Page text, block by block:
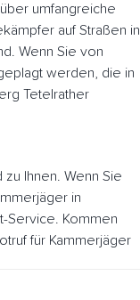
umfangreiche
auf Straßen in
Wenn Sie von
werden, die in
Tetelrather
Ihnen. Wenn Sie
in
Service. Kommen
für Kammerjäger